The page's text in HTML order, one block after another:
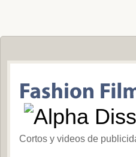
Cortos y videos de